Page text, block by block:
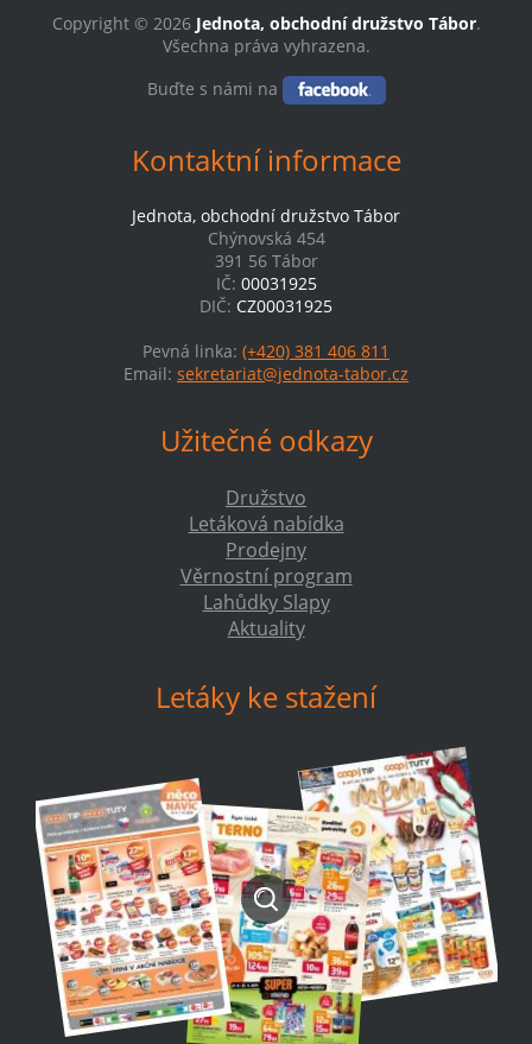
Copyright © 2026 Jednota, obchodní družstvo Tábor.
Všechna práva vyhrazena.
Buďte s námi na
Kontaktní informace
Jednota, obchodní družstvo Tábor
Chýnovská 454
391 56 Tábor
IČ: 00031925
DIČ: CZ00031925
Pevná linka: (+420) 381 406 811
Email: sekretariat@jednota-tabor.cz
Užitečné odkazy
Družstvo
Letáková nabídka
Prodejny
Věrnostní program
Lahůdky Slapy
Aktuality
Letáky ke stažení